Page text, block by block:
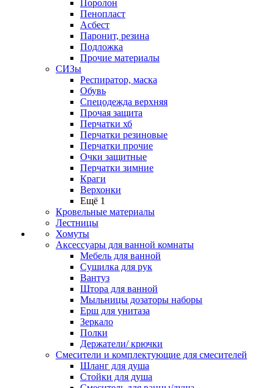
Поролон
Пенопласт
Асбест
Паронит, резина
Подложка
Прочие материалы
СИЗы
Респиратор, маска
Обувь
Спецодежда верхняя
Прочая защита
Перчатки хб
Перчатки резиновые
Перчатки прочие
Очки защитные
Перчатки зимние
Краги
Верхонки
Ещё 1
Кровельные материалы
Лестницы
Хомуты
Аксессуары для ванной комнаты
Мебель для ванной
Сушилка для рук
Вантуз
Штора для ванной
Мыльницы дозаторы наборы
Ерш для унитаза
Зеркало
Полки
Держатели/ крючки
Смесители и комплектующие для смесителей
Шланг для душа
Стойки для душа